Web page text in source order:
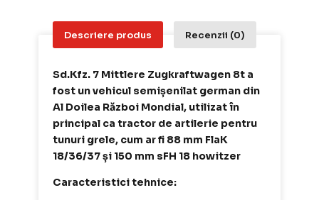
Descriere produs Recenzii (0)
Sd.Kfz. 7 Mittlere Zugkraftwagen 8t a
fost un vehicul semișenilat german din
Al Doilea Război Mondial, utilizat în
principal ca tractor de artilerie pentru
tunuri grele, cum ar fi 88 mm FlaK
18/36/37 și 150 mm sFH 18 howitzer
Caracteristici tehnice: